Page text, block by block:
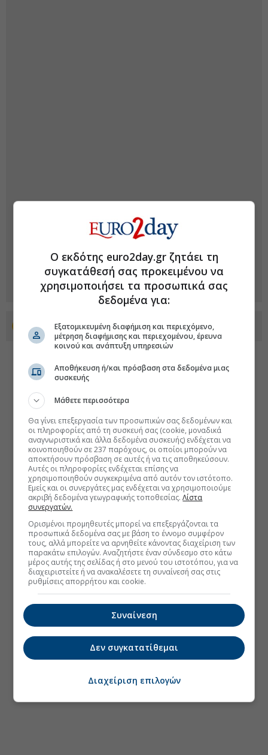
Προσθέστε το euro2day.gr στο Discover
Ο εκδότης euro2day.gr ζητάει τη
συγκατάθεσή σας προκειμένου να
χρησιμοποιήσει τα προσωπικά σας
δεδομένα για:
Εξατομικευμένη διαφήμιση και περιεχόμενο,
μέτρηση διαφήμισης και περιεχομένου, έρευνα
κοινού και ανάπτυξη υπηρεσιών
Αποθήκευση ή/και πρόσβαση στα δεδομένα μιας
συσκευής
Μάθετε περισσότερα
Θα γίνει επεξεργασία των προσωπικών σας δεδομένων και
οι πληροφορίες από τη συσκευή σας (cookie, μοναδικά
αναγνωριστικά και άλλα δεδομένα συσκευής) ενδέχεται να
κοινοποιηθούν σε 237 παρόχους, οι οποίοι μπορούν να
αποκτήσουν πρόσβαση σε αυτές ή να τις αποθηκεύσουν.
Αυτές οι πληροφορίες ενδέχεται επίσης να
χρησιμοποιηθούν συγκεκριμένα από αυτόν τον ιστότοπο.
Εμείς και οι συνεργάτες μας ενδέχεται να χρησιμοποιούμε
ακριβή δεδομένα γεωγραφικής τοποθεσίας.Λίστα
συνεργατών.
Ορισμένοι προμηθευτές μπορεί να επεξεργάζονται τα
προσωπικά δεδομένα σας με βάση το έννομο συμφέρον
τους, αλλά μπορείτε να αρνηθείτε κάνοντας διαχείριση των
παρακάτω επιλογών. Αναζητήστε έναν σύνδεσμο στο κάτω
μέρος αυτής της σελίδας ή στο μενού του ιστοτόπου, για να
διαχειριστείτε ή να ανακαλέσετε τη συναίνεσή σας στις
ρυθμίσεις απορρήτου και cookie.
Συναίνεση
Δεν συγκατατίθεμαι
Διαχείριση επιλογών